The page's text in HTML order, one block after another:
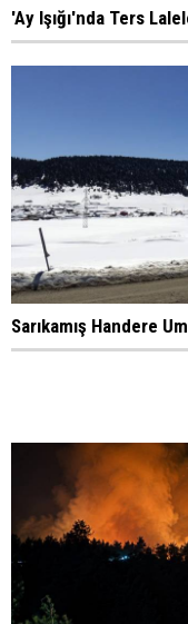
'Ay Işığı'nda Ters
Sarıkamış Handere